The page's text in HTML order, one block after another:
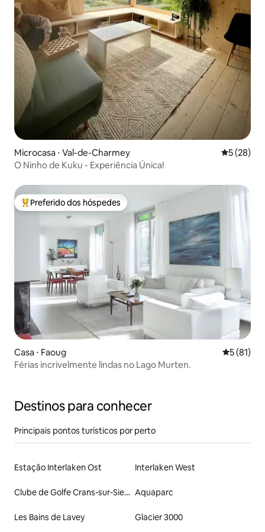
Microcasa ⋅ Val-de-Charmey 5 de uma
5 (28)
O Ninho de Kuku - Experiência Única!
Entre os melhores preferidos dos hóspedes
Preferido dos hóspedes
Casa ⋅ Faoug 5 de uma
5 (81)
Férias incrivelmente lindas no Lago Murten.
Destinos para conhecer
Principais pontos turísticos por perto
Estação Interlaken Ost Interlaken West
Clube de Golfe Crans-sur-Sierre Aquaparc
Les Bains de Lavey Glacier 3000